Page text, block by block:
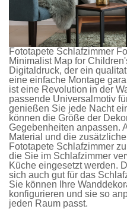
Fototapete Schlafzimmer
Minimalist Map for
Digitaldruck, der ein
eine einfache Montage
ist eine Revolution in der
passende Universalmotiv
genießen Sie jede Nacht
können die Größe der
Gegebenheiten anpassen.
Material und die
Fototapete Schlafzimmer
die Sie im Schlafzimmer
Küche eingesetzt werden.
sich auch gut für das
Sie können Ihre
konfigurieren und sie so
jeden Raum passt.